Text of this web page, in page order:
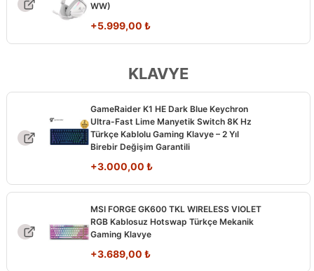
WW)
+5.999,00 ₺
KLAVYE
GameRaider K1 HE Dark Blue Keychron
Ultra-Fast Lime Manyetik Switch 8K Hz
Türkçe Kablolu Gaming Klavye – 2 Yıl
Birebir Değişim Garantili
+3.000,00 ₺
MSI FORGE GK600 TKL WIRELESS VIOLET
RGB Kablosuz Hotswap Türkçe Mekanik
Gaming Klavye
+3.689,00 ₺